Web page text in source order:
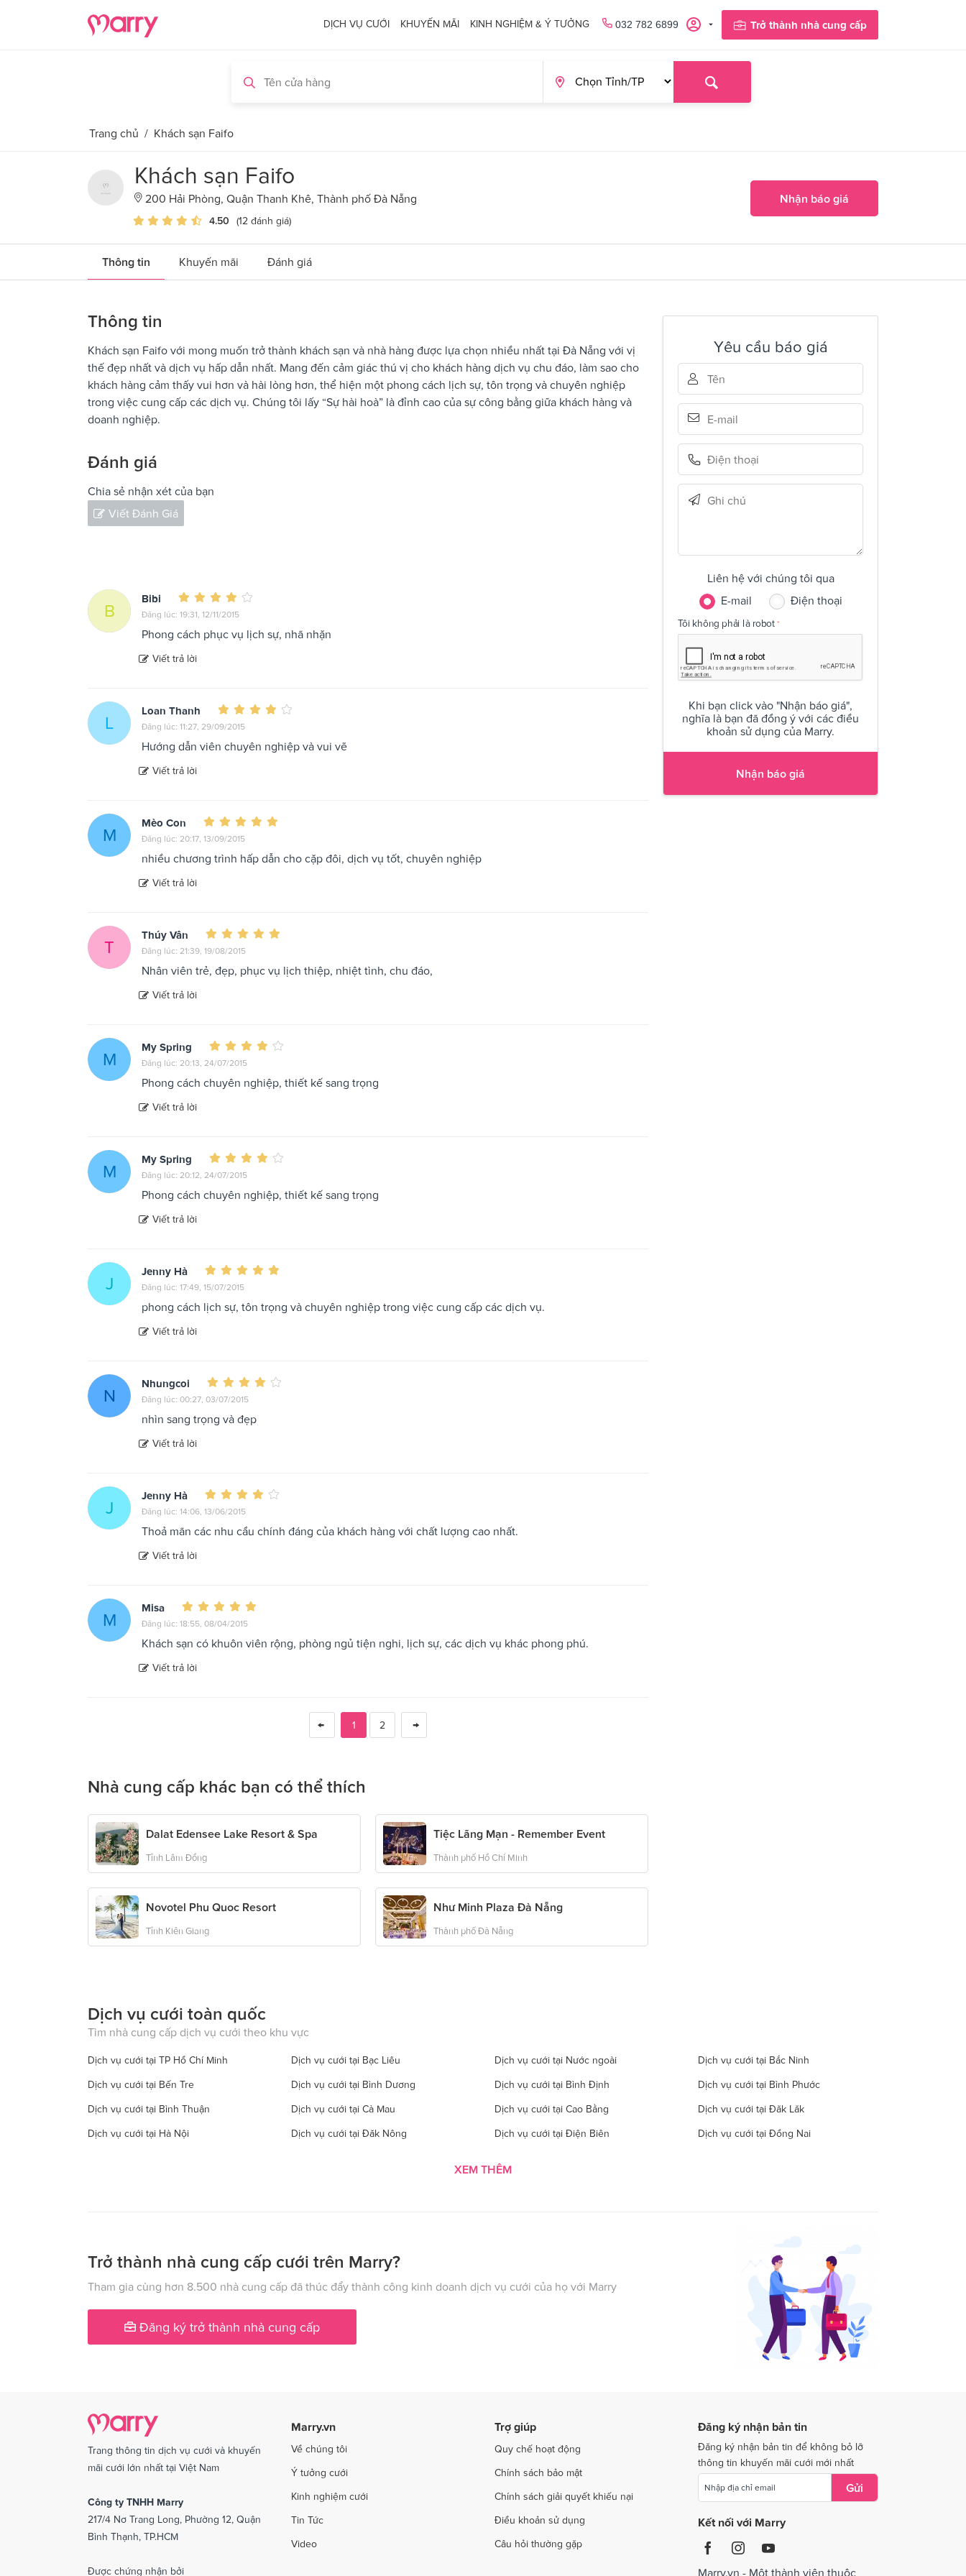
Trở thành nhà cung cấp
032 782 6899
DỊCH VỤ CƯỚI KHUYẾN MÃI KINH NGHIỆM & Ý TƯỞNG
Trang chủ / Khách sạn Faifo
Khách sạn Faifo
200 Hải Phòng, Quận Thanh Khê, Thành phố Đà Nẵng
4.50 (12 đánh giá)
Nhận báo giá
Thông tin Khuyến mãi Đánh giá
Thông tin
Khách sạn Faifo với mong muốn trở thành khách sạn và nhà hàng được lựa chọn nhiều nhất tại Đà Nẵng với vị
thế đẹp nhất và dịch vụ hấp dẫn nhất. Mang đến cảm giác thú vị cho khách hàng dịch vụ chu đáo, làm sao cho
khách hàng cảm thấy vui hơn và hài lòng hơn, thể hiện một phong cách lịch sự, tôn trọng và chuyên nghiệp
trong việc cung cấp các dịch vụ. Chúng tôi lấy “Sự hài hoà” là đỉnh cao của sự công bằng giữa khách hàng và
doanh nghiệp.
Đánh giá
Chia sẻ nhận xét của bạn
Viết Đánh Giá
B
Bibi
Đăng lúc: 19:31, 12/11/2015
Phong cách phục vụ lịch sự, nhã nhặn
Viết trả lời
L
Loan Thanh
Đăng lúc: 11:27, 29/09/2015
Hướng dẫn viên chuyên nghiệp và vui vẽ
Viết trả lời
M
Mèo Con
Đăng lúc: 20:17, 13/09/2015
nhiều chương trình hấp dẫn cho cặp đôi, dịch vụ tốt, chuyên nghiệp
Viết trả lời
T
Thúy Vân
Đăng lúc: 21:39, 19/08/2015
Nhân viên trẻ, đẹp, phục vụ lịch thiệp, nhiệt tình, chu đáo,
Viết trả lời
M
My Spring
Đăng lúc: 20:13, 24/07/2015
Phong cách chuyên nghiệp, thiết kế sang trọng
Viết trả lời
M
My Spring
Đăng lúc: 20:12, 24/07/2015
Phong cách chuyên nghiệp, thiết kế sang trọng
Viết trả lời
J
Jenny Hà
Đăng lúc: 17:49, 15/07/2015
phong cách lịch sự, tôn trọng và chuyên nghiệp trong việc cung cấp các dịch vụ.
Viết trả lời
N
Nhungcoi
Đăng lúc: 00:27, 03/07/2015
nhìn sang trọng và đẹp
Viết trả lời
J
Jenny Hà
Đăng lúc: 14:06, 13/06/2015
Thoả mãn các nhu cầu chính đáng của khách hàng với chất lượng cao nhất.
Viết trả lời
M
Misa
Đăng lúc: 18:55, 08/04/2015
Khách sạn có khuôn viên rộng, phòng ngủ tiện nghi, lịch sự, các dịch vụ khác phong phú.
Viết trả lời
1 2
Nhà cung cấp khác bạn có thể thích
Dalat Edensee Lake Resort & Spa
Tỉnh Lâm Đồng
Tiệc Lãng Mạn - Remember Event
Thành phố Hồ Chí Minh
Novotel Phu Quoc Resort
Tỉnh Kiên Giang
Như Minh Plaza Đà Nẵng
Thành phố Đà Nẵng
Yêu cầu báo giá
Liên hệ với chúng tôi qua
E-mail
Điện thoại
Tôi không phải là robot
Khi bạn click vào "Nhận báo giá",
nghĩa là bạn đã đồng ý với các điều
khoản sử dụng của Marry.
Nhận báo giá
Dịch vụ cưới toàn quốc
Tìm nhà cung cấp dịch vụ cưới theo khu vực
Dịch vụ cưới tại TP Hồ Chí Minh Dịch vụ cưới tại Bạc Liêu Dịch vụ cưới tại Nước ngoài Dịch vụ cưới tại Bắc Ninh
Dịch vụ cưới tại Bến Tre Dịch vụ cưới tại Bình Dương Dịch vụ cưới tại Bình Định Dịch vụ cưới tại Bình Phước
Dịch vụ cưới tại Bình Thuận Dịch vụ cưới tại Cà Mau Dịch vụ cưới tại Cao Bằng Dịch vụ cưới tại Đăk Lăk
Dịch vụ cưới tại Hà Nội Dịch vụ cưới tại Đăk Nông Dịch vụ cưới tại Điện Biên Dịch vụ cưới tại Đồng Nai
Dịch vụ cưới tại Lạng Sơn Dịch vụ cưới tại Lào Cai Dịch vụ cưới tại Long An
Dịch vụ cưới tại Nghệ An Dịch vụ cưới tại Ninh Bình Dịch vụ cưới tại Ninh Thuận
Dịch vụ cưới tại Quảng Nam
Dịch vụ cưới tại Quảng Ngãi Dịch vụ cưới tại Hải Phòng Dịch vụ cưới tại Quảng Trị
Dịch vụ cưới tại Thái Nguyên
Dịch vụ cưới tại Vĩnh Phúc Dịch vụ cưới tại Yên Bái Dịch vụ cưới tại Bà Rịa - Vũng Tàu Dịch vụ cưới tại Bắc Giang
Dịch vụ cưới tại Bắc Kạn
XEM THÊM
Trở thành nhà cung cấp cưới trên Marry?
Tham gia cùng hơn 8.500 nhà cung cấp đã thúc đẩy thành công kinh doanh dịch vụ cưới của họ với Marry
Đăng ký trở thành nhà cung cấp
Trang thông tin dịch vụ cưới và khuyến
mãi cưới lớn nhất tại Việt Nam
Công ty TNHH Marry
217/4 Nơ Trang Long, Phường 12, Quận
Bình Thạnh, TP.HCM
Được chứng nhận bởi
Marry.vn
Về chúng tôi
Ý tưởng cưới
Kinh nghiệm cưới
Tin Tức
Video
Trợ giúp
Quy chế hoạt động
Chính sách bảo mật
Chính sách giải quyết khiếu nại
Điều khoản sử dụng
Câu hỏi thường gặp
Đăng ký nhận bản tin
Đăng ký nhận bản tin để không bỏ lỡ
thông tin khuyến mãi cưới mới nhất
Gửi
Kết nối với Marry
Marry.vn - Một thành viên thuộc